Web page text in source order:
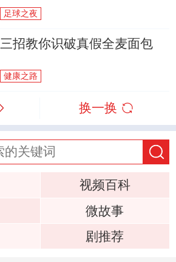
足球之夜
三招教你识破真假全麦面包
健康之路
换一换
视频百科
微故事
剧推荐